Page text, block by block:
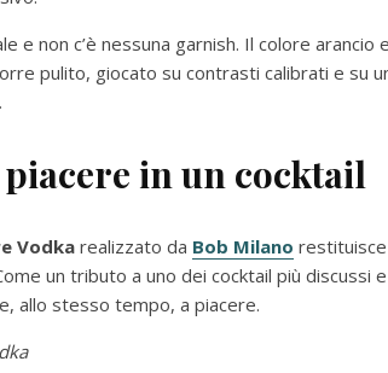
e non c’è nessuna garnish. Il colore
pulito, giocato su contrasti calibrati e su
piacere in un cocktail
Vodka realizzato da Bob Milano
un tributo a uno dei cocktail più discussi
allo stesso tempo, a piacere.